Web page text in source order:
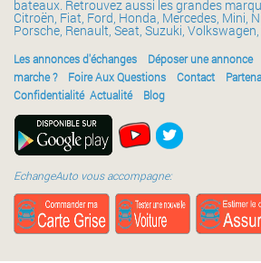
bateaux. Retrouvez aussi les grandes
Citroën, Fiat, Ford, Honda, Mercedes, Mini,
Porsche, Renault, Seat, Suzuki,
Les annonces d'échanges Déposer une annonce
marche ?
Foire Aux Questions Contact
Confidentialité Actualité Blog
EchangeAuto vous accompagne: